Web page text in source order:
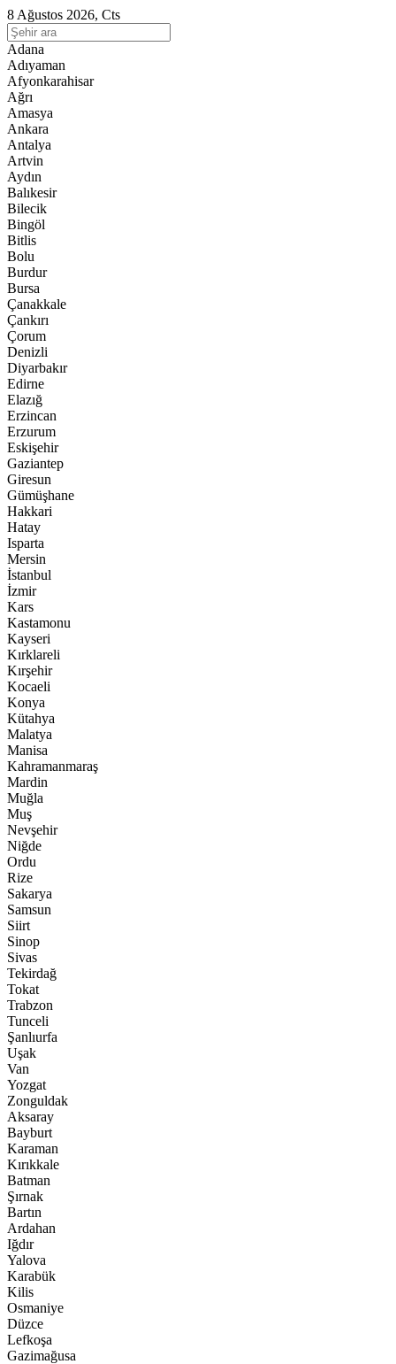
8 Ağustos 2026, Cts
Adana
Adıyaman
Afyonkarahisar
Ağrı
Amasya
Ankara
Antalya
Artvin
Aydın
Balıkesir
Bilecik
Bingöl
Bitlis
Bolu
Burdur
Bursa
Çanakkale
Çankırı
Çorum
Denizli
Diyarbakır
Edirne
Elazığ
Erzincan
Erzurum
Eskişehir
Gaziantep
Giresun
Gümüşhane
Hakkari
Hatay
Isparta
Mersin
İstanbul
İzmir
Kars
Kastamonu
Kayseri
Kırklareli
Kırşehir
Kocaeli
Konya
Kütahya
Malatya
Manisa
Kahramanmaraş
Mardin
Muğla
Muş
Nevşehir
Niğde
Ordu
Rize
Sakarya
Samsun
Siirt
Sinop
Sivas
Tekirdağ
Tokat
Trabzon
Tunceli
Şanlıurfa
Uşak
Van
Yozgat
Zonguldak
Aksaray
Bayburt
Karaman
Kırıkkale
Batman
Şırnak
Bartın
Ardahan
Iğdır
Yalova
Karabük
Kilis
Osmaniye
Düzce
Lefkoşa
Gazimağusa